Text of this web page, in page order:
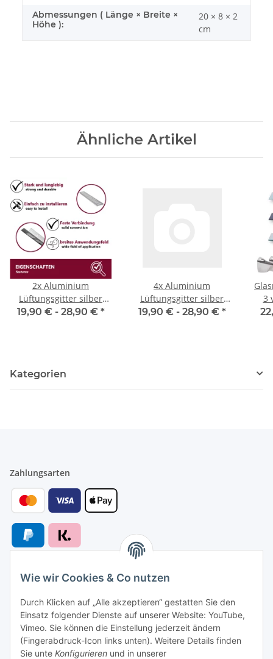
Abmessungen ( Länge × Breite ×
Höhe ):
20 × 8 × 2
cm
Ähnliche Artikel
2x Aluminium
Lüftungsgitter silber
verschiedene Größen
Wohnzimmer,
Abluftgitter
19,90 € - 28,90 € *
4x Aluminium
Lüftungsgitter silber
verschiedene Größen
Abluftgitter
19,90 € - 28,90 € *
3
Kategorien
Zahlungsarten
Versandarten
Wie wir Cookies & Co nutzen
Durch Klicken auf „Alle akzeptieren“ gestatten Sie den
Einsatz folgender Dienste auf unserer Website: YouTube,
Vimeo. Sie können die Einstellung jederzeit ändern
(Fingerabdruck-Icon links unten). Weitere Details finden
Sie unte Konfigurieren und in unserer